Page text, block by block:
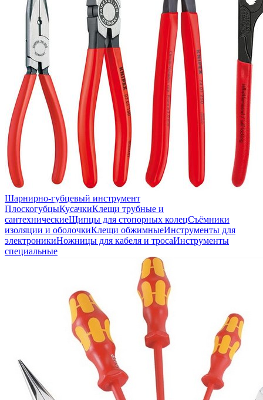
Шарнирно-губцевый инструмент
ПлоскогубцыКусачкиКлещи трубные и
сантехническиеЩипцы для стопорных колецСъёмники
изоляции и оболочкиКлещи обжимныеИнструменты для
электроникиНожницы для кабеля и тросаИнструменты
специальные